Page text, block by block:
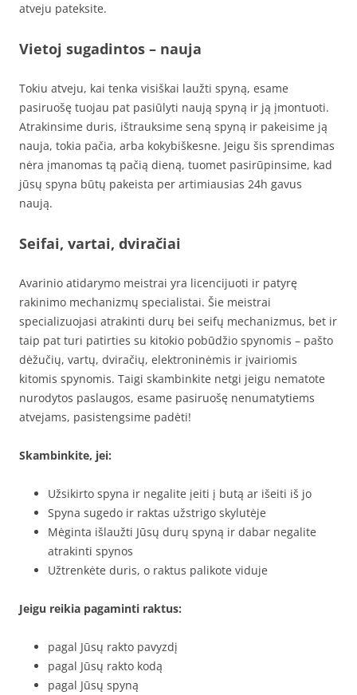
atveju pateksite.
Vietoj sugadintos – nauja
Tokiu atveju, kai tenka visiškai laužti spyną, esame
pasiruošę tuojau pat pasiūlyti naują spyną ir ją įmontuoti.
Atrakinsime duris, ištrauksime seną spyną ir pakeisime ją
nauja, tokia pačia, arba kokybiškesne. Jeigu šis sprendimas
nėra įmanomas tą pačią dieną, tuomet pasirūpinsime, kad
jūsų spyna būtų pakeista per artimiausias 24h gavus
naują.
Seifai, vartai, dviračiai
Avarinio atidarymo meistrai yra licencijuoti ir patyrę
rakinimo mechanizmų specialistai. Šie meistrai
specializuojasi atrakinti durų bei seifų mechanizmus, bet ir
taip pat turi patirties su kitokio pobūdžio spynomis – pašto
dėžučių, vartų, dviračių, elektroninėmis ir įvairiomis
kitomis spynomis. Taigi skambinkite netgi jeigu nematote
nurodytos paslaugos, esame pasiruošę nenumatytiems
atvejams, pasistengsime padėti!
Skambinkite, jei:
Užsikirto spyna ir negalite įeiti į butą ar išeiti iš jo
Spyna sugedo ir raktas užstrigo skylutėje
Mėginta išlaužti Jūsų durų spyną ir dabar negalite
atrakinti spynos
Užtrenkėte duris, o raktus palikote viduje
Jeigu reikia pagaminti raktus:
pagal Jūsų rakto pavyzdį
pagal Jūsų rakto kodą
pagal Jūsų spyną